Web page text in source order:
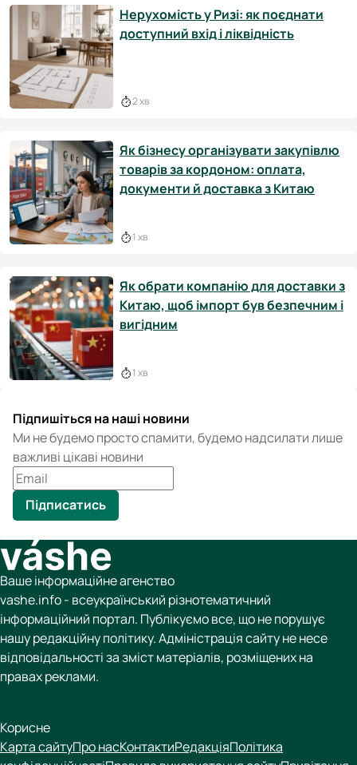
Нерухомість у Ризі: як поєднати
доступний вхід і ліквідність
2 хв
Як бізнесу організувати закупівлю
товарів за кордоном: оплата,
документи й доставка з Китаю
1 хв
Як обрати компанію для доставки з
Китаю, щоб імпорт був безпечним і
вигідним
1 хв
Підпишіться на наші новини
Ми не будемо просто спамити, будемо надсилати лише
важливі цікаві новини
Підписатись
Ваше інформаційне агенство
vashe.info - всеукраїнський різнотематичний
інформаційний портал. Публікуємо все, що не порушує
нашу редакційну політику. Адміністрація сайту не несе
відповідальності за зміст матеріалів, розміщених на
правах реклами.
Корисне
Карта сайтуПро насКонтактиРедакціяПолітика